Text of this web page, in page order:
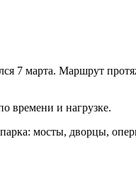
7 марта. Маршрут
времени и нагрузке.
парка: мосты, дворцы,